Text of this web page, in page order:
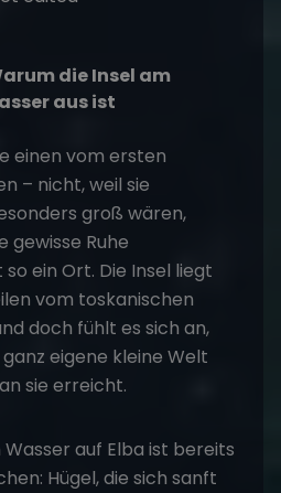
die Insel am
aus ist
einen vom ersten
– nicht, weil sie
groß wären,
gewisse Ruhe
ein Ort. Die Insel liegt
vom toskanischen
doch fühlt es sich an,
eigene kleine Welt
sie erreicht.
auf Elba ist bereits
Hügel, die sich sanft